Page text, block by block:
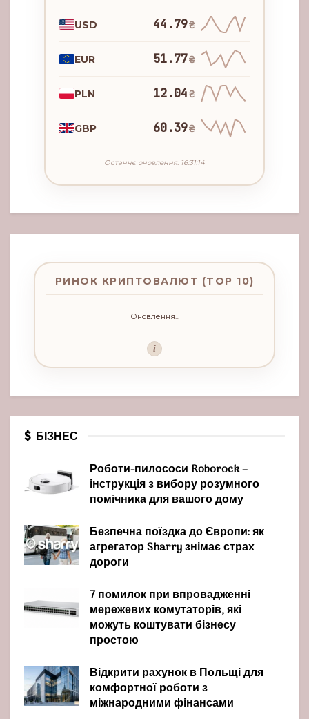
USD 44.79₴
EUR 51.77₴
PLN 12.04₴
GBP 60.39₴
Останнє оновлення: 16:31:14
РИНОК КРИПТОВАЛЮТ (TOP 10)
Оновлення...
i
БІЗНЕС
Роботи-пилососи Roborock –
інструкція з вибору розумного
помічника для вашого дому
Безпечна поїздка до Європи: як
агрегатор Sharry знімає страх
дороги
7 помилок при впровадженні
мережевих комутаторів, які
можуть коштувати бізнесу
простою
Відкрити рахунок в Польщі для
комфортної роботи з
міжнародними фінансами